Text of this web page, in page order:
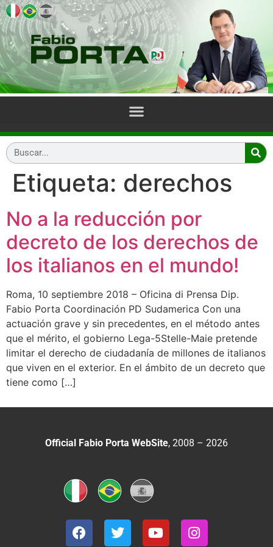
Etiqueta: derechos
No a la reducción por
decreto de los derechos de
los italianos en el mundo!
Roma, 10 septiembre 2018 – Oficina di Prensa Dip.
Fabio Porta Coordinación PD Sudamerica Con una
actuación grave y sin precedentes, en el método antes
que el mérito, el gobierno Lega-5Stelle-Maie pretende
limitar el derecho de ciudadanía de millones de italianos
que viven en el exterior. En el ámbito de un decreto que
tiene como […]
Official Fabio Porta WebSite, 2008 – 2026